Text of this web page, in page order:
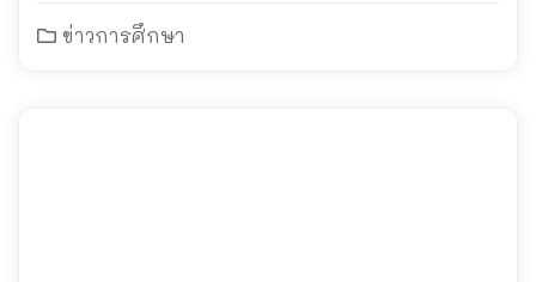
ฉะเชิงเทรา 2568”
ข่าวการศึกษา